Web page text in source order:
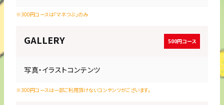
※300円コースは「マネつぶ」のみ
GALLERY 500円コース
写真・イラストコンテンツ
※300円コースは一部ご利用頂けないコンテンツがございます。